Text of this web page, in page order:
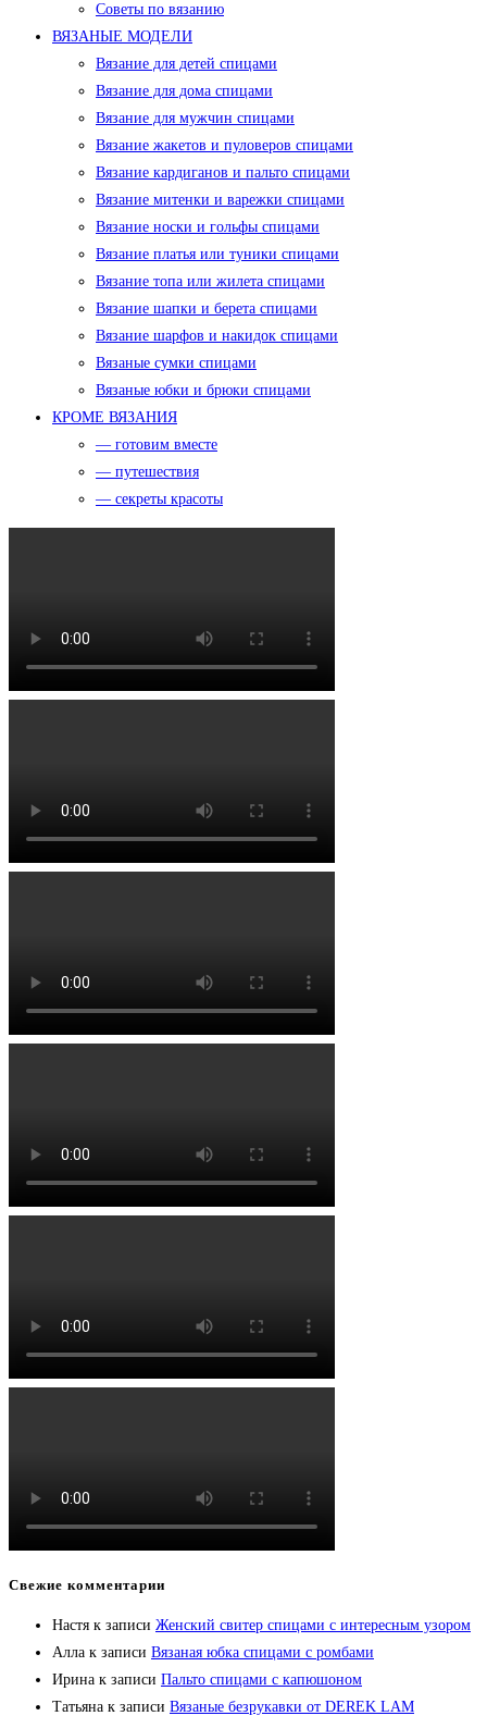
Советы по вязанию
ВЯЗАНЫЕ МОДЕЛИ
Вязание для детей спицами
Вязание для дома спицами
Вязание для мужчин спицами
Вязание жакетов и пуловеров спицами
Вязание кардиганов и пальто спицами
Вязание митенки и варежки спицами
Вязание носки и гольфы спицами
Вязание платья или туники спицами
Вязание топа или жилета спицами
Вязание шапки и берета спицами
Вязание шарфов и накидок спицами
Вязаные сумки спицами
Вязаные юбки и брюки спицами
КРОМЕ ВЯЗАНИЯ
— готовим вместе
— путешествия
— секреты красоты
Свежие комментарии
Настя к записи Женский свитер спицами с интересным узором
Алла к записи Вязаная юбка спицами с ромбами
Ирина к записи Пальто спицами с капюшоном
Татьяна к записи Вязаные безрукавки от DEREK LAM